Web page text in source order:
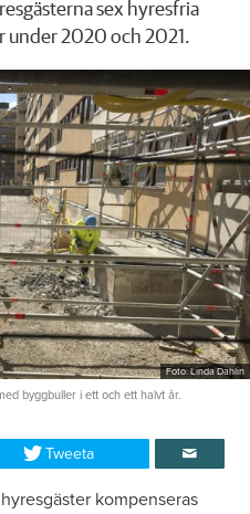
sex hyresfria
under 2020 och 2021.
Foto: Linda Dahlin
byggbuller i ett och ett halvt år.
Tweeta
kompenseras